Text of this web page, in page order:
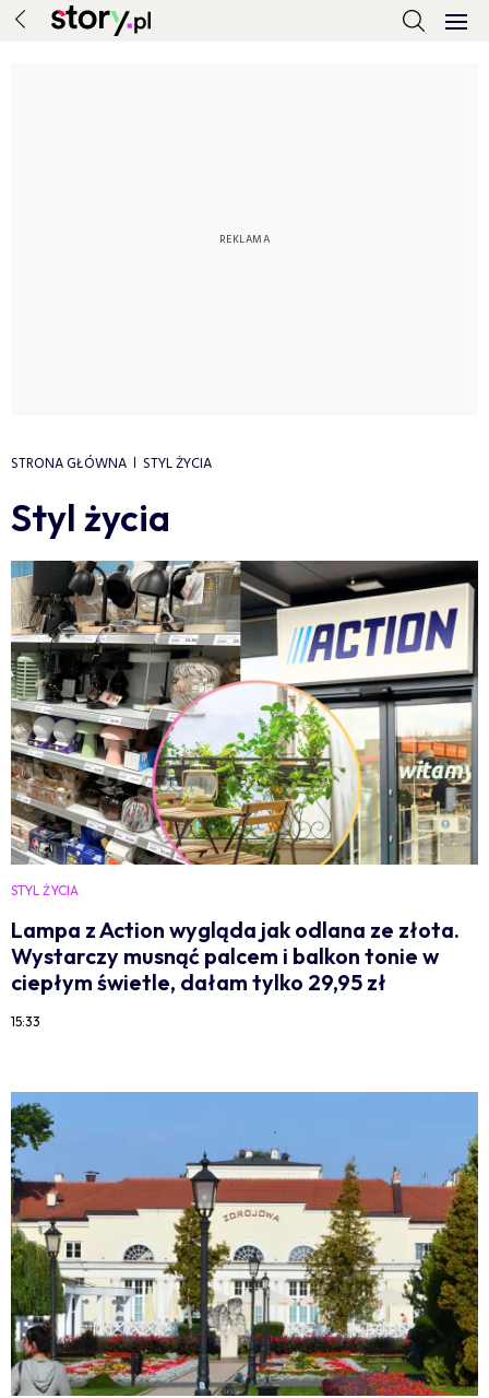
STRONA GŁÓWNA STYL ŻYCIA
Styl życia
STYL ŻYCIA
Lampa z Action wygląda jak odlana ze złota.
Wystarczy musnąć palcem i balkon tonie w
ciepłym świetle, dałam tylko 29,95 zł
15:33